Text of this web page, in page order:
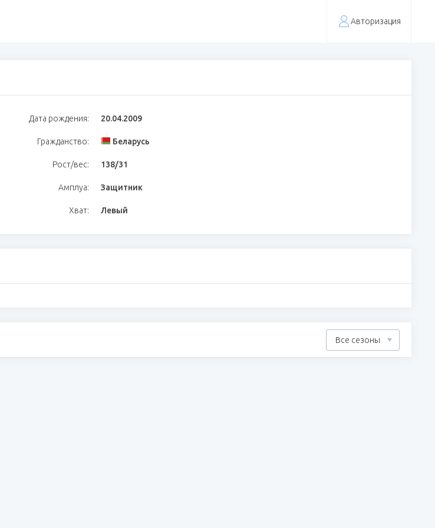
Авторизация
Дата рождения: 20.04.2009
Гражданство: Беларусь
Рост/вес: 138/31
Амплуа: Защитник
Хват: Левый
Все сезоны